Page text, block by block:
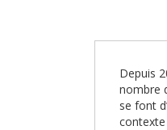
Depuis
nombre
se font